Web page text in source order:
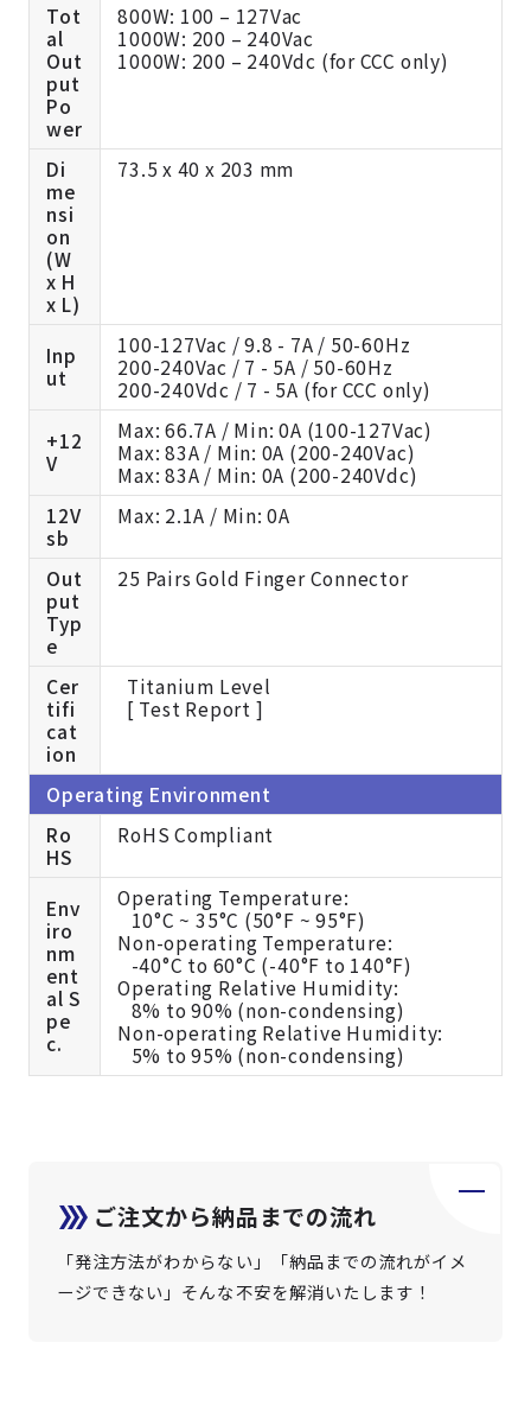
Tot
al
Out
put
Po
wer
800W: 100 – 127Vac
1000W: 200 – 240Vac
1000W: 200 – 240Vdc (for CCC only)
Di
me
nsi
on
(W
x H
x L)
73.5 x 40 x 203 mm
Inp
ut
100-127Vac / 9.8 - 7A / 50-60Hz
200-240Vac / 7 - 5A / 50-60Hz
200-240Vdc / 7 - 5A (for CCC only)
+12
V
Max: 66.7A / Min: 0A (100-127Vac)
Max: 83A / Min: 0A (200-240Vac)
Max: 83A / Min: 0A (200-240Vdc)
12V
sb
Max: 2.1A / Min: 0A
Out
put
Typ
e
25 Pairs Gold Finger Connector
Cer
tifi
cat
ion
Titanium Level
[ Test Report ]
Operating Environment
Ro
HS
RoHS Compliant
Env
iro
nm
ent
al S
pe
c.
Operating Temperature:
10°C ~ 35°C (50°F ~ 95°F)
Non-operating Temperature:
-40°C to 60°C (-40°F to 140°F)
Operating Relative Humidity:
8% to 90% (non-condensing)
Non-operating Relative Humidity:
5% to 95% (non-condensing)
ご注文から納品までの流れ
「発注方法がわからない」「納品までの流れがイメ
ージできない」そんな不安を解消いたします！